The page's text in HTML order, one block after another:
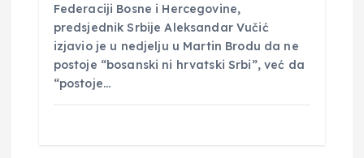
Federaciji Bosne i Hercegovine,
predsjednik Srbije Aleksandar Vučić
izjavio je u nedjelju u Martin Brodu da ne
postoje “bosanski ni hrvatski Srbi”, već da
“postoje…